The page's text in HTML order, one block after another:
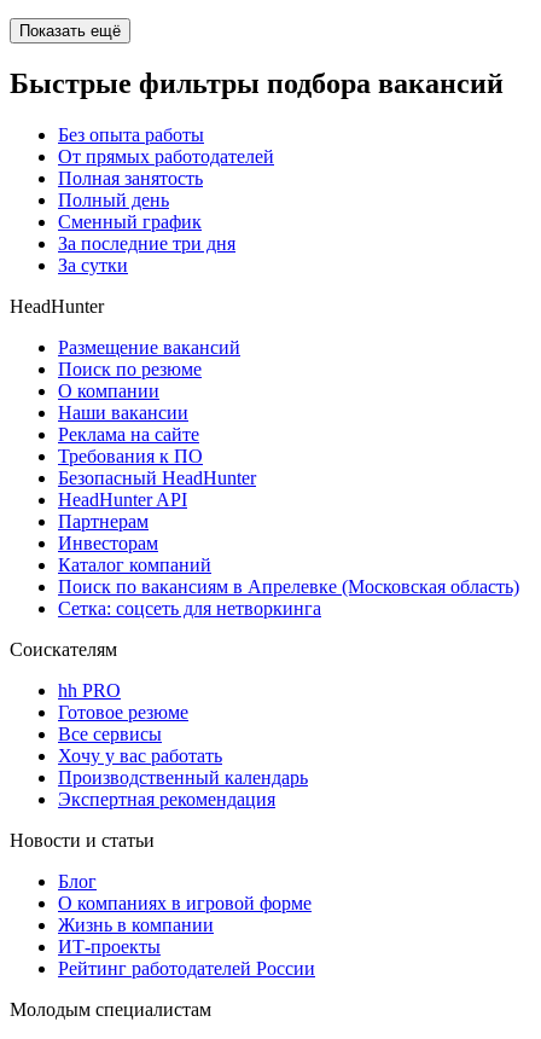
Показать ещё
Быстрые фильтры подбора вакансий
Без опыта работы
От прямых работодателей
Полная занятость
Полный день
Сменный график
За последние три дня
За сутки
HeadHunter
Размещение вакансий
Поиск по резюме
О компании
Наши вакансии
Реклама на сайте
Требования к ПО
Безопасный HeadHunter
HeadHunter API
Партнерам
Инвесторам
Каталог компаний
Поиск по вакансиям в Апрелевке (Московская область)
Сетка: соцсеть для нетворкинга
Соискателям
hh PRO
Готовое резюме
Все сервисы
Хочу у вас работать
Производственный календарь
Экспертная рекомендация
Новости и статьи
Блог
О компаниях в игровой форме
Жизнь в компании
ИТ-проекты
Рейтинг работодателей России
Молодым специалистам